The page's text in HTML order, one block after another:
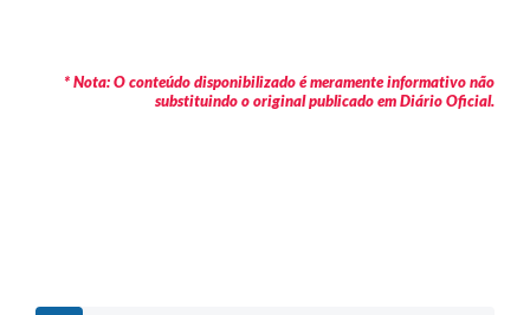
* Nota: O conteúdo disponibilizado é meramente informativo não
substituindo o original publicado em Diário Oficial.